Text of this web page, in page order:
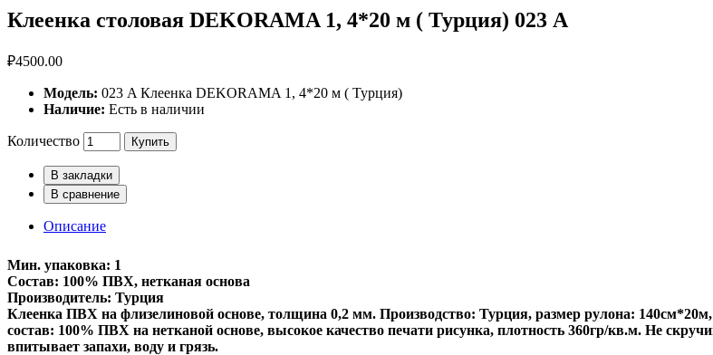
Клеенка столовая DEKORAMA 1, 4*20 м ( Турция) 023 A
₽4500.00
Модель: 023 A Клеенка DEKORAMA 1, 4*20 м ( Турция)
Наличие: Есть в наличии
Количество Купить
В закладки
В сравнение
Описание
Мин. упаковка: 1
Состав: 100% ПВХ, нетканая основа
Производитель: Турция
Клеенка ПВХ на флизелиновой основе, толщина 0,2 мм. Производство: Турция, размер рулона: 140см*20м,
состав: 100% ПВХ на нетканой основе, высокое качество печати рисунка, плотность 360гр/кв.м. Не
впитывает запахи, воду и грязь.